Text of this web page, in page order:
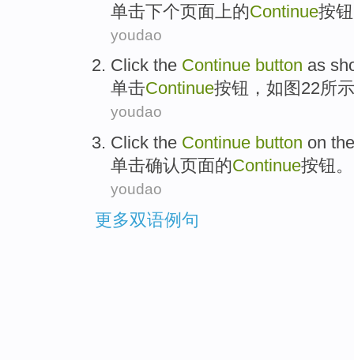
单击下个页面 上的Continue按钮
youdao
Click the Continue button as
单击Continue按钮 ， 如图 22所
youdao
Click the Continue button on
单击确认页面的Continue按钮。
youdao
更多双语例句